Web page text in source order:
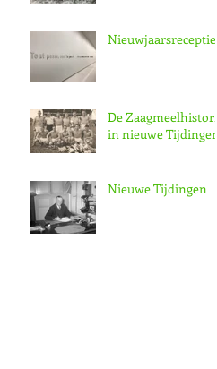
Nieuwjaarsreceptie
De Zaagmeelhistorie
in nieuwe Tijdingen
Nieuwe Tijdingen